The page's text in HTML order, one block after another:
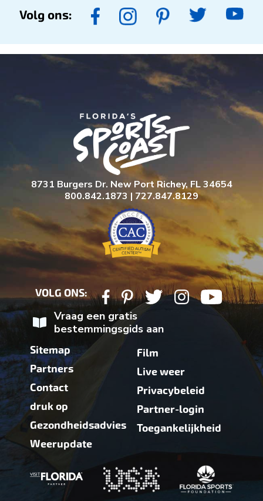
Volg ons:
8731 Burgers Dr. New Port Richey, FL 34654
800.842.1873 | 727.847.8129
VOLG ONS:
Vraag een gratis
bestemmingsgids aan
Sitemap
Partners
Contact
druk op
Gezondheidsadvies
Weerupdate
Film
Live weer
Privacybeleid
Partner-login
Toegankelijkheid